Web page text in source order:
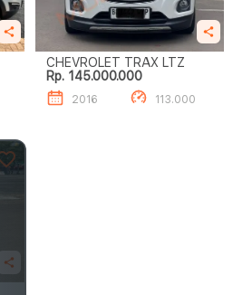
CHEVROLET TRAX LTZ
Rp. 145.000.000
2016 113.000